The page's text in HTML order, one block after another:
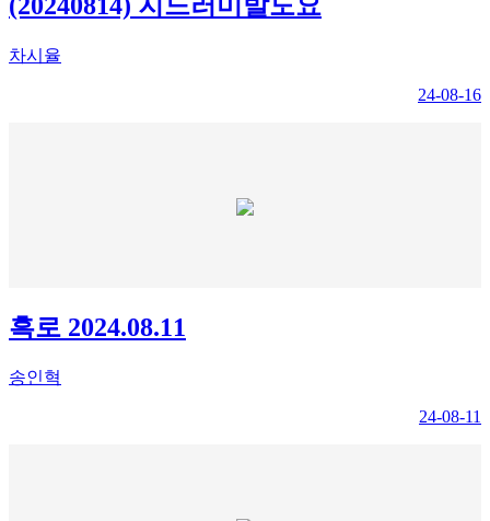
(20240814) 지느러미발도요
차시율
24-08-16
흑로 2024.08.11
송인혁
24-08-11